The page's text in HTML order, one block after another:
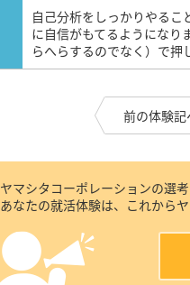
自己分析をしっかりやる
に自信がもてるようにな
らへらするのでなく）で押
前の体験記
ヤマシタコーポレーションの選
あなたの就活体験は、これから